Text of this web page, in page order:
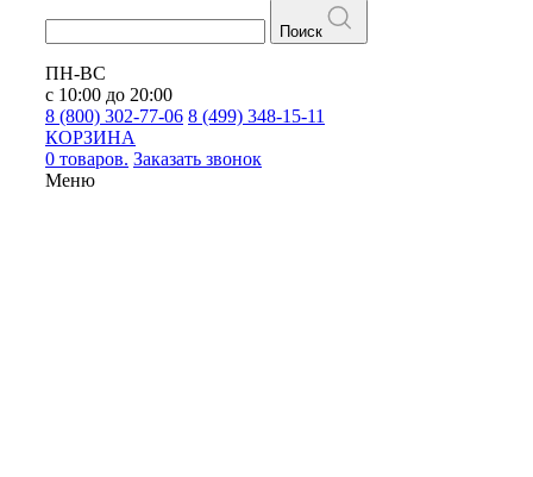
Поиск
ПН-ВС
с 10:00 до 20:00
8 (800) 302-77-06 8 (499) 348-15-11
КОРЗИНА
0 товаров. Заказать звонок
Меню